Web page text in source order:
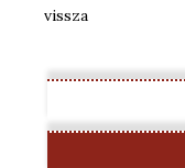
vissza